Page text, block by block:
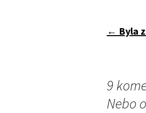
← Byla
9
Nebo